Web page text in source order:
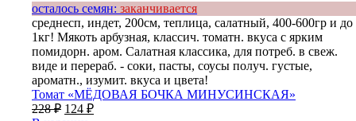
осталось семян: заканчивается
среднесп, индет, 200см, теплица, салатный, 400-600гр и до
1кг! Мякоть арбузная, классич. томатн. вкуса с ярким
помидорн. аром. Салатная классика, для потреб. в свеж.
виде и перераб. - соки, пасты, соусы получ. густые,
ароматн., изумит. вкуса и цвета!
Томат «МЁДОВАЯ БОЧКА МИНУСИНСКАЯ»
228₽ 124 ₽